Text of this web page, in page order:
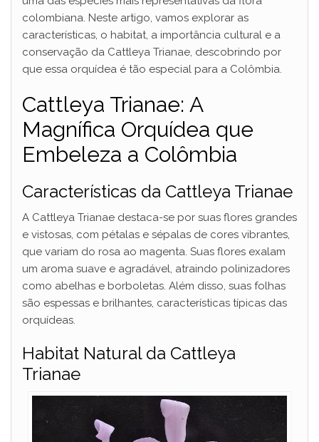
colombiana. Neste artigo, vamos explorar as
características, o habitat, a importância cultural e a
conservação da Cattleya Trianae, descobrindo por
que essa orquídea é tão especial para a Colômbia.
Cattleya Trianae: A
Magnífica Orquídea que
Embeleza a Colômbia
Características da Cattleya Trianae
A Cattleya Trianae destaca-se por suas flores grandes
e vistosas, com pétalas e sépalas de cores vibrantes,
que variam do rosa ao magenta. Suas flores exalam
um aroma suave e agradável, atraindo polinizadores
como abelhas e borboletas. Além disso, suas folhas
são espessas e brilhantes, características típicas das
orquídeas.
Habitat Natural da Cattleya
Trianae